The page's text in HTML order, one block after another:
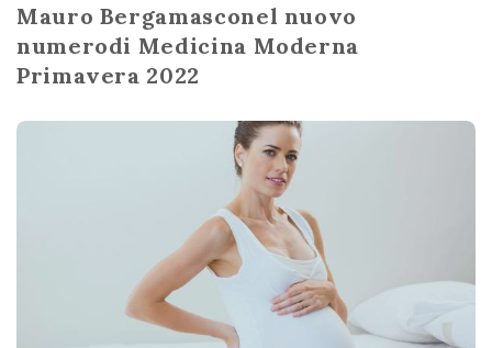
Mauro Bergamasconel nuovo
numerodi Medicina Moderna
Primavera 2022